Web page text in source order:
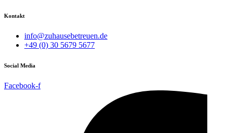
Kontakt
info@zuhausebetreuen.de
+49 (0) 30 5679 5677
Social Media
Facebook-f